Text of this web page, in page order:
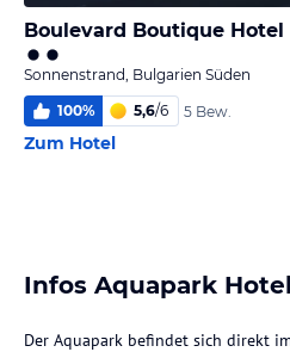
Boulevard Boutique Hotel
Sonnenstrand, Bulgarien Süden
100% 5,6/6 5 Bew.
Zum Hotel
Infos Aquapark
Der Aquapark befindet sich direkt